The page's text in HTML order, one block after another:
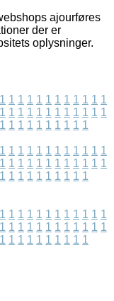
ajourføres
der er
oplysninger.
1 1 1 1 1 1 1 1 1 1 1 1
1 1 1 1 1 1 1 1 1 1 1 1
1 1 1 1 1 1 1 1 1 1
1 1 1 1 1 1 1 1 1 1 1 1
1 1 1 1 1 1 1 1 1 1 1 1
1 1 1 1 1 1 1 1 1 1
1 1 1 1 1 1 1 1 1 1 1 1
1 1 1 1 1 1 1 1 1 1 1 1
1 1 1 1 1 1 1 1 1 1